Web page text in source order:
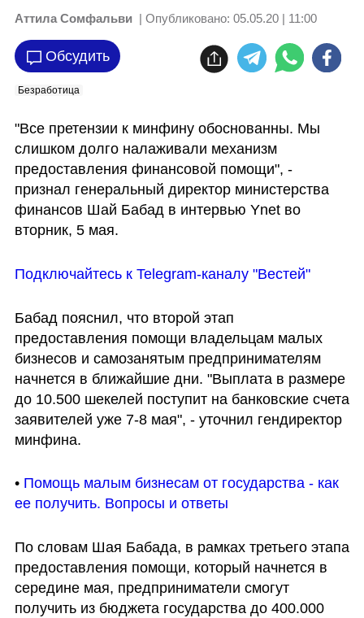
Аттила Сомфальви | Опубликовано: 05.05.20 | 11:00
Обсудить
Безработица
"Все претензии к минфину обоснованны. Мы
слишком долго налаживали механизм
предоставления финансовой помощи", -
признал генеральный директор министерства
финансов Шай Бабад в интервью Ynet во
вторник, 5 мая.
Подключайтесь к Telegram-каналу "Вестей"
Бабад пояснил, что второй этап
предоставления помощи владельцам малых
бизнесов и самозанятым предпринимателям
начнется в ближайшие дни. "Выплата в размере
до 10.500 шекелей поступит на банковские счета
заявителей уже 7-8 мая", - уточнил гендиректор
минфина.
• Помощь малым бизнесам от государства - как
ее получить. Вопросы и ответы
По словам Шая Бабада, в рамках третьего этапа
предоставления помощи, который начнется в
середине мая, предприниматели смогут
получить из бюджета государства до 400.000